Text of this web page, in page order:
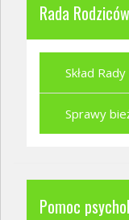
Rada Rodziców
Skład
Sprawy
Pomoc